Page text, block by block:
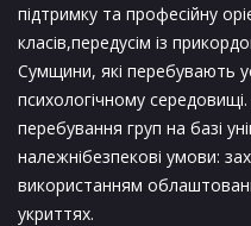
підтримку та професійну
класів,передусім із
Сумщини, які перебувають
психологічному
перебування груп на базі
належнібезпекові умови:
використанням
укриттях.